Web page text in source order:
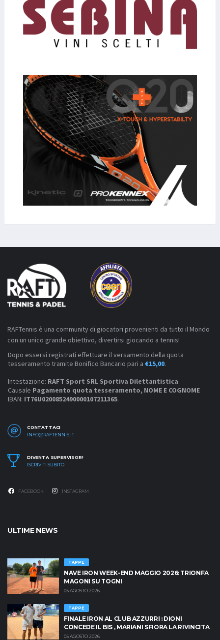
RAFTennis è una community di giocatori provenienti da tutto il Mondo
con un unico grande obiettivo, divertirsi giocando a tennis!
Dopo essersi registrati effettuare il versamento della quota
tesseramento tramite Bonifico Bancario pari a €15,00.
Intestazione: RAFT Sport SRL Sportiva Dilettantistica
Causale Pagamento quota tesseramento, NOME E COGNOME
IBAN: IT76U0200852490000107211365.
CONTATTACI
INFO@RAFTENNIS.IT
DIVENTA SUPERVISOR!
ISCRIVITI SUBITO
FACEBOOK INSTAGRAM
ULTIME NEWS
TAPPE
NAVE IRON WEEK-END MAGGIO 2026: TRIONFA
MAGONI SU TOGNI
05 AGOSTO 2026
TAPPE
FINALE IRON AL CLUB AZZURRI : DIONI
CONCEDE IL BIS , MARIANI SFIORA LA RIVINCITA
05 AGOSTO 2026